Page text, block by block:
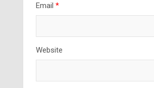
Email *
Website